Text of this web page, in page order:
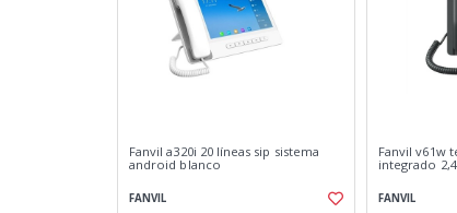
Fanvil a320i 20 líneas sip sistema
android blanco
FANVIL
Fanvil v61w
integrado
FANVIL